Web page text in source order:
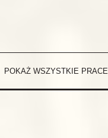
POKAŻ WSZYSTKIE PRACE